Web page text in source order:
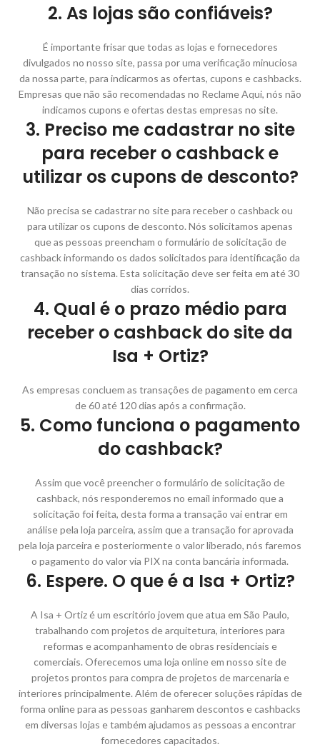
2. As lojas são confiáveis?
É importante frisar que todas as lojas e fornecedores
divulgados no nosso site, passa por uma verificação minuciosa
da nossa parte, para indicarmos as ofertas, cupons e cashbacks.
Empresas que não são recomendadas no Reclame Aqui, nós não
indicamos cupons e ofertas destas empresas no site.
3. Preciso me cadastrar no site
para receber o cashback e
utilizar os cupons de desconto?
Não precisa se cadastrar no site para receber o cashback ou
para utilizar os cupons de desconto. Nós solicitamos apenas
que as pessoas preencham o formulário de solicitação de
cashback informando os dados solicitados para identificação da
transação no sistema. Esta solicitação deve ser feita em até 30
dias corridos.
4. Qual é o prazo médio para
receber o cashback do site da
Isa + Ortiz?
As empresas concluem as transações de pagamento em cerca
de 60 até 120 dias após a confirmação.
5. Como funciona o pagamento
do cashback?
Assim que você preencher o formulário de solicitação de
cashback, nós responderemos no email informado que a
solicitação foi feita, desta forma a transação vai entrar em
análise pela loja parceira, assim que a transação for aprovada
pela loja parceira e posteriormente o valor liberado, nós faremos
o pagamento do valor via PIX na conta bancária informada.
6. Espere. O que é a Isa + Ortiz?
A Isa + Ortiz é um escritório jovem que atua em São Paulo,
trabalhando com projetos de arquitetura, interiores para
reformas e acompanhamento de obras residenciais e
comerciais. Oferecemos uma loja online em nosso site de
projetos prontos para compra de projetos de marcenaria e
interiores principalmente. Além de oferecer soluções rápidas de
forma online para as pessoas ganharem descontos e cashbacks
em diversas lojas e também ajudamos as pessoas a encontrar
fornecedores capacitados.